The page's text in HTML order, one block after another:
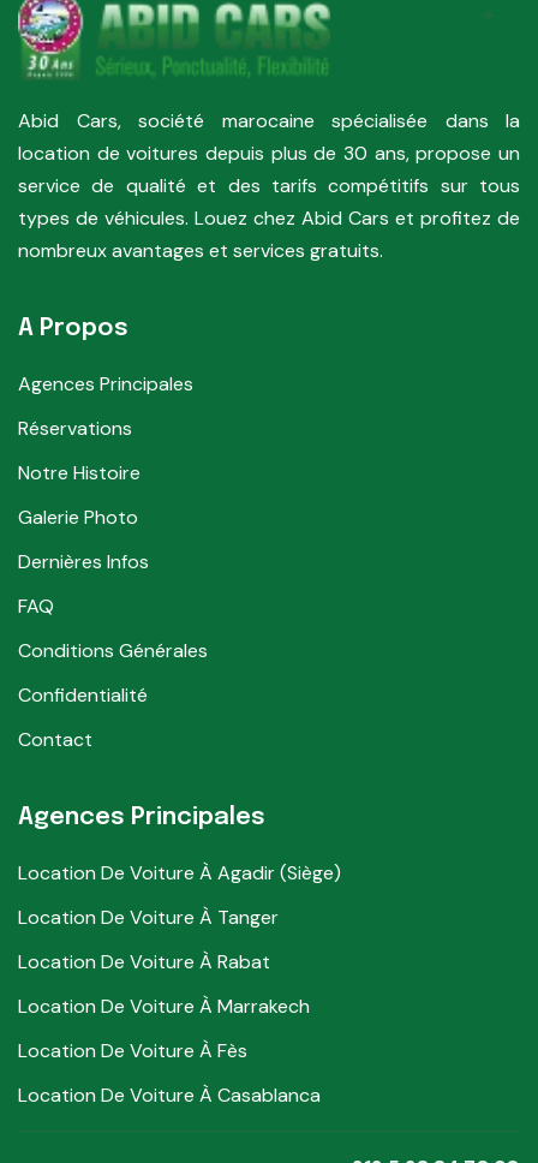
Abid Cars, société marocaine spécialisée dans la
location de voitures depuis plus de 30 ans, propose un
service de qualité et des tarifs compétitifs sur tous
types de véhicules. Louez chez Abid Cars et profitez de
nombreux avantages et services gratuits.
A Propos
Agences Principales
Réservations
Notre Histoire
Galerie Photo
Dernières Infos
FAQ
Conditions Générales
Confidentialité
Contact
Agences Principales
Location De Voiture À Agadir (Siège)
Location De Voiture À Tanger
Location De Voiture À Rabat
Location De Voiture À Marrakech
Location De Voiture À Fès
Location De Voiture À Casablanca